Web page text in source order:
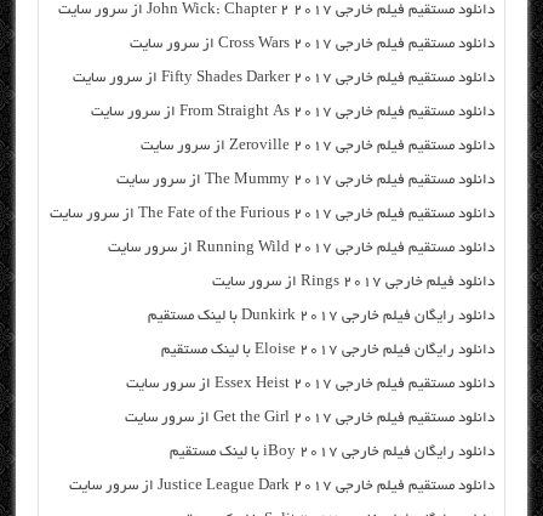
دانلود مستقیم فیلم خارجی John Wick: Chapter 2 2017 از سرور سایت
دانلود مستقیم فیلم خارجی Cross Wars 2017 از سرور سایت
دانلود مستقیم فیلم خارجی Fifty Shades Darker 2017 از سرور سایت
دانلود مستقیم فیلم خارجی From Straight As 2017 از سرور سایت
دانلود مستقیم فیلم خارجی Zeroville 2017 از سرور سایت
دانلود مستقیم فیلم خارجی The Mummy 2017 از سرور سایت
دانلود مستقیم فیلم خارجی The Fate of the Furious 2017 از سرور سایت
دانلود مستقیم فیلم خارجی Running Wild 2017 از سرور سایت
دانلود فیلم خارجی Rings 2017 از سرور سایت
دانلود رایگان فیلم خارجی Dunkirk 2017 با لینک مستقیم
دانلود رایگان فیلم خارجی Eloise 2017 با لینک مستقیم
دانلود مستقیم فیلم خارجی Essex Heist 2017 از سرور سایت
دانلود مستقیم فیلم خارجی Get the Girl 2017 از سرور سایت
دانلود رایگان فیلم خارجی iBoy 2017 با لینک مستقیم
دانلود مستقیم فیلم خارجی Justice League Dark 2017 از سرور سایت